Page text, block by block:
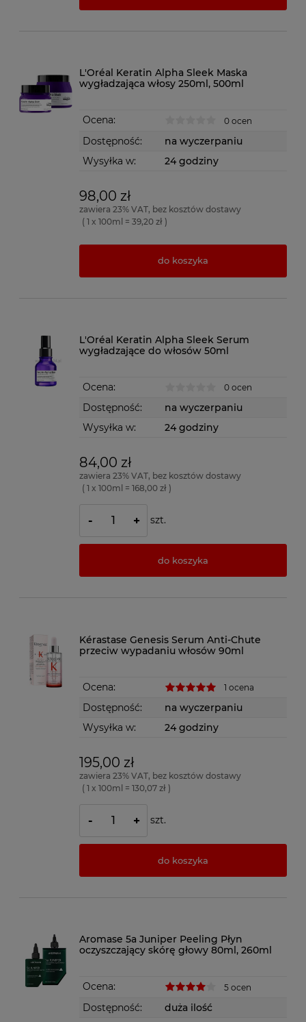
L'Oréal Keratin Alpha Sleek Maska
wygładzająca włosy 250ml, 500ml
Ocena: 0 ocen
Dostępność:
na wyczerpaniu
Wysyłka w:
24 godziny
98,00 zł
zawiera 23% VAT, bez kosztów dostawy
( 1 x 100ml = 39,20 zł )
do koszyka
L'Oréal Keratin Alpha Sleek Serum
wygładzające do włosów 50ml
Ocena: 0 ocen
Dostępność:
na wyczerpaniu
Wysyłka w:
24 godziny
84,00 zł
zawiera 23% VAT, bez kosztów dostawy
( 1 x 100ml = 168,00 zł )
- + szt.
do koszyka
Kérastase Genesis Serum Anti-Chute
przeciw wypadaniu włosów 90ml
Ocena: 1 ocena
Dostępność:
na wyczerpaniu
Wysyłka w:
24 godziny
195,00 zł
zawiera 23% VAT, bez kosztów dostawy
( 1 x 100ml = 130,07 zł )
- + szt.
do koszyka
Aromase 5a Juniper Peeling Płyn
oczyszczający skórę głowy 80ml, 260ml
Ocena: 5 ocen
Dostępność:
duża ilość